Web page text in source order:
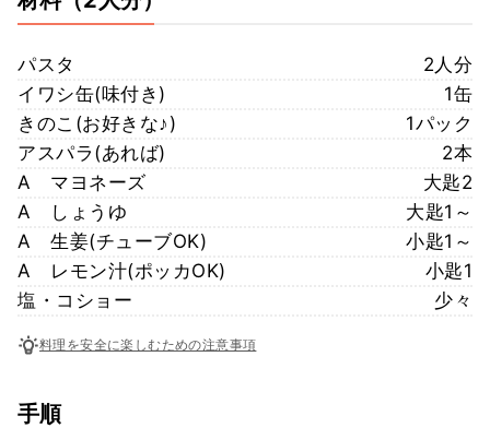
パスタ
2人分
イワシ缶(味付き)
1缶
きのこ(お好きな♪)
1パック
アスパラ(あれば)
2本
A マヨネーズ
大匙2
A しょうゆ
大匙1～
A 生姜(チューブOK)
小匙1～
A レモン汁(ポッカOK)
小匙1
塩・コショー
少々
料理を安全に楽しむための注意事項
手順